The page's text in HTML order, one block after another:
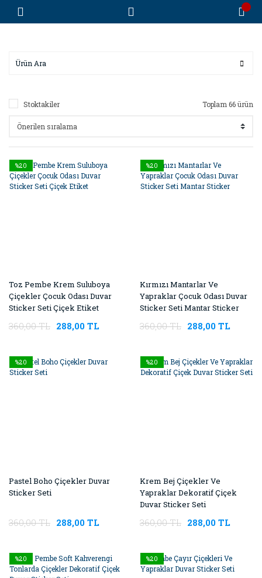
Stoktakiler Toplam 66 ürün
%20
Toz Pembe Krem Suluboya
Çiçekler Çocuk Odası Duvar
Sticker Seti Çiçek Etiket
360,00 TL 288,00 TL
%20
Kırmızı Mantarlar Ve
Yapraklar Çocuk Odası Duvar
Sticker Seti Mantar Sticker
360,00 TL 288,00 TL
%20
Pastel Boho Çiçekler Duvar
Sticker Seti
360,00 TL 288,00 TL
%20
Krem Bej Çiçekler Ve
Yapraklar Dekoratif Çiçek
Duvar Sticker Seti
360,00 TL 288,00 TL
%20 %20